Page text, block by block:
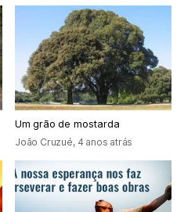
Um grão de mostarda
João Cruzué, 4 anos atrás